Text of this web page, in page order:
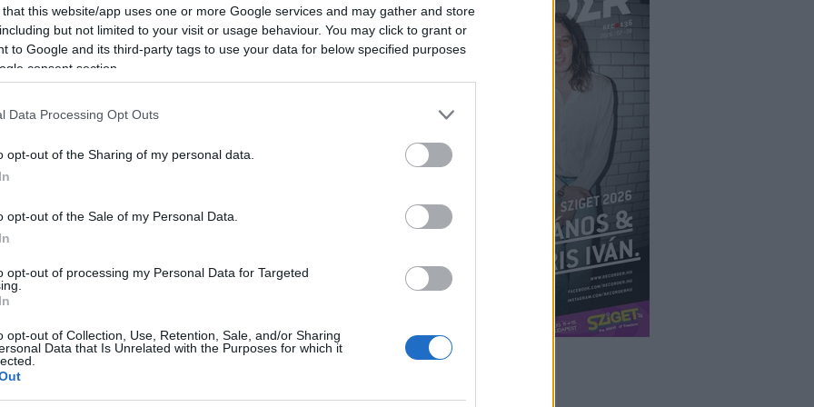
that this website/app uses one or more Google services and may gather and store
but not limited to your visit or usage behaviour. You may click to grant or
to Google and its third-party tags to use your data for below specified purposes
consent section.
Data Processing Opt Outs
opt-out of the Sharing of my personal data.
opt-out of the Sale of my Personal Data.
opt-out of processing my Personal Data for Targeted
opt-out of Collection, Use, Retention, Sale, and/or Sharing
Data that Is Unrelated with the Purposes for which it
rengeteg műfajba besorolható – indiepop, artpop,
munkásságát. Tavalyi albumáról, a
most jött ki egy kellően elborult, erős hangulatú videoklip.
hangszerelt, busongó triphophoz
melyben a szétcsapott
A rőthajú srác magánnyomozóként recitálja sorait egy
és egy nő úszkál az égboltot beborító tengerben. Hol
lehetetlen felébredni? És ki a gyilkos? Naná, hogy nem lesz
várossziluetteket még Tim Burton is megirigyelné,
BELÉPÉS